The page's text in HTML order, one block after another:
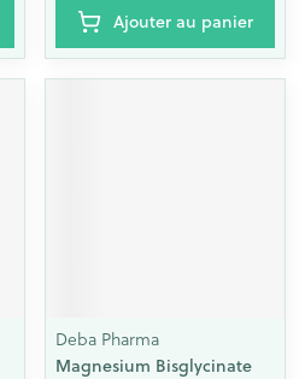
Ajouter au panier
Deba Pharma
Magnesium Bisglycinate